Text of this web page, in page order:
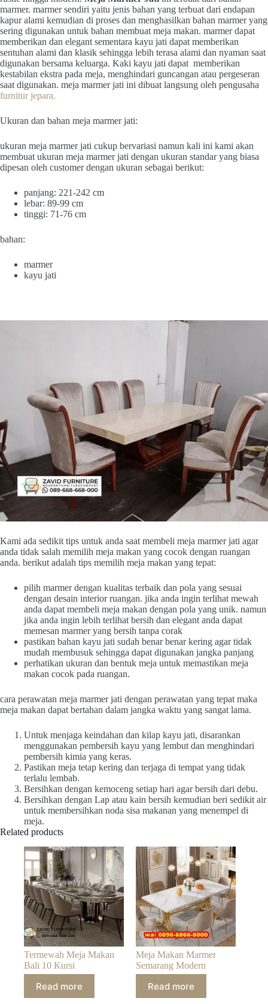
marmer. marmer sendiri yaitu jenis bahan yang terbuat dari endapan
kapur alami kemudian di proses dan menghasilkan bahan marmer yang
sering digunakan untuk bahan membuat meja makan. marmer dapat
memberikan dan elegant sementara kayu jati dapat memberikan
sentuhan alami dan klasik sehingga lebih terasa alami dan nyaman saat
digunakan bersama keluarga. Kaki kayu jati dapat memberikan
kestabilan ekstra pada meja, menghindari guncangan atau pergeseran
saat digunakan. meja marmer jati ini dibuat langsung oleh pengusaha
furnitur jepara.
Ukuran dan bahan meja marmer jati:
ukuran meja marmer jati cukup bervariasi namun kali ini kami akan
membuat ukuran meja marmer jati dengan ukuran standar yang biasa
dipesan oleh customer dengan ukuran sebagai berikut:
panjang: 221-242 cm
lebar: 89-99 cm
tinggi: 71-76 cm
bahan:
marmer
kayu jati
Kami ada sedikit tips untuk anda saat membeli meja marmer jati agar
anda tidak salah memilih meja makan yang cocok dengan ruangan
anda. berikut adalah tips memilih meja makan yang tepat:
pilih marmer dengan kualitas terbaik dan pola yang sesuai
dengan desain interior ruangan. jika anda ingin terlihat mewah
anda dapat membeli meja makan dengan pola yang unik. namun
jika anda ingin lebih terlihat bersih dan elegant anda dapat
memesan marmer yang bersih tanpa corak
pastikan bahan kayu jati sudah benar benar kering agar tidak
mudah membusuk sehingga dapat digunakan jangka panjang
perhatikan ukuran dan bentuk meja untuk memastikan meja
makan cocok pada ruangan.
cara perawatan meja marmer jati dengan perawatan yang tepat maka
meja makan dapat bertahan dalam jangka waktu yang sangat lama.
Untuk menjaga keindahan dan kilap kayu jati, disarankan
menggunakan pembersih kayu yang lembut dan menghindari
pembersih kimia yang keras.
Pastikan meja tetap kering dan terjaga di tempat yang tidak
terlalu lembab.
Bersihkan dengan kemoceng setiap hari agar bersih dari debu.
Bersihkan dengan Lap atau kain bersih kemudian beri sedikit air
untuk membersihkan noda sisa makanan yang menempel di
meja.
Related products
Termewah Meja Makan
Bali 10 Kursi
Read more
Meja Makan Marmer
Semarang Modern
Read more